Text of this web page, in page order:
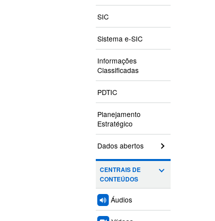
SIC
Sistema e-SIC
Informações
Classificadas
PDTIC
Planejamento
Estratégico
Dados abertos
CENTRAIS DE
CONTEÚDOS
Áudios